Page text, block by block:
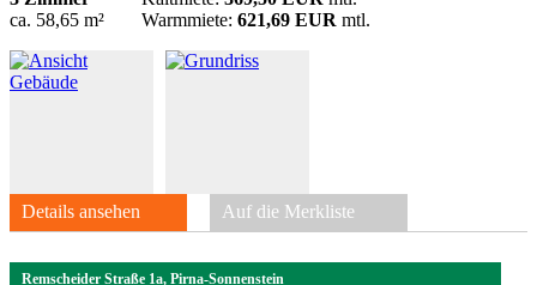
ca. 58,65 m²
Warmmiete: 621,69 EUR mtl.
Details ansehen Auf die Merkliste
Remscheider Straße 1a, Pirna-Sonnenstein